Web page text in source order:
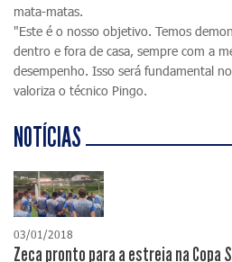
mata-matas.
"Este é o nosso objetivo. Temos
dentro e fora de casa, sempre com a
desempenho. Isso será fundamental
valoriza o técnico Pingo.
NOTÍCIAS
03/01/2018
Zeca pronto para a estreia na Copa